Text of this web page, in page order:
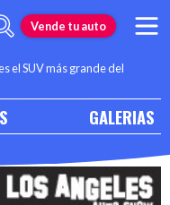
Vende tu auto
el SUV más grande del
GALERIAS